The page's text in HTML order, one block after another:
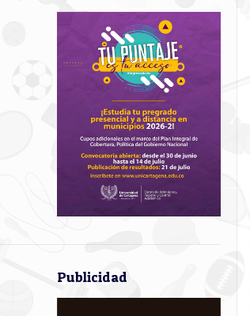
Publicidad